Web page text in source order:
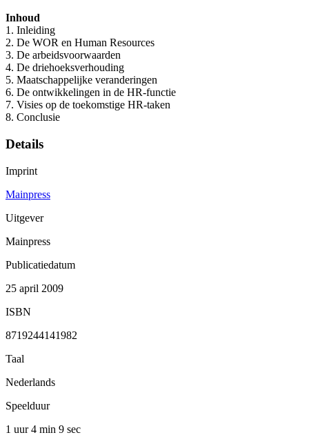
Inhoud
1. Inleiding
2. De WOR en Human Resources
3. De arbeidsvoorwaarden
4. De driehoeksverhouding
5. Maatschappelijke veranderingen
6. De ontwikkelingen in de HR-functie
7. Visies op de toekomstige HR-taken
8. Conclusie
Details
Imprint
Mainpress
Uitgever
Mainpress
Publicatiedatum
25 april 2009
ISBN
8719244141982
Taal
Nederlands
Speelduur
1 uur 4 min 9 sec